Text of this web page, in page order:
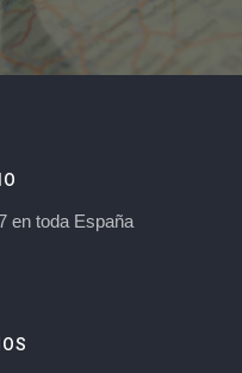
en toda España